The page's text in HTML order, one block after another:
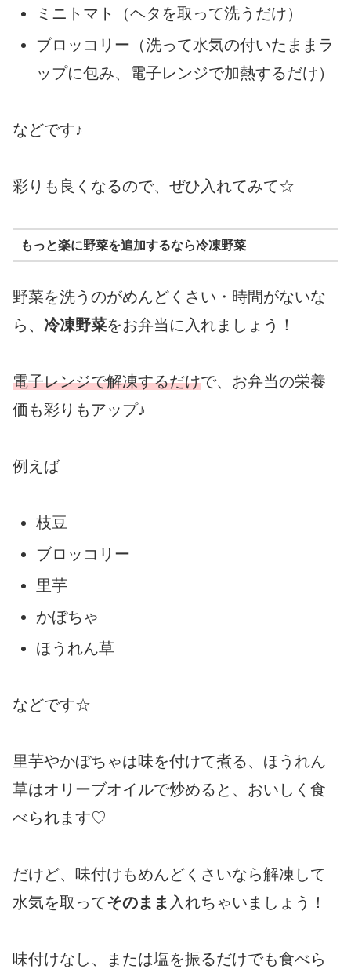
ミニトマト（ヘタを取って洗うだけ）
ブロッコリー（洗って水気の付いたままラ
ップに包み、電子レンジで加熱するだけ）
などです♪
彩りも良くなるので、ぜひ入れてみて☆
もっと楽に野菜を追加するなら冷凍野菜
野菜を洗うのがめんどくさい・時間がないな
ら、 冷凍野菜をお弁当に入れましょう！
電子レンジで解凍するだけで、お弁当の栄養
価も彩りもアップ♪
例えば
枝豆
ブロッコリー
里芋
かぼちゃ
ほうれん草
などです☆
里芋やかぼちゃは味を付けて煮る、ほうれん
草はオリーブオイルで炒めると、おいしく食
べられます♡
だけど、味付けもめんどくさいなら解凍して
水気を取ってそのまま 入れちゃいましょう！
味付けなし、または塩を振るだけでも食べら